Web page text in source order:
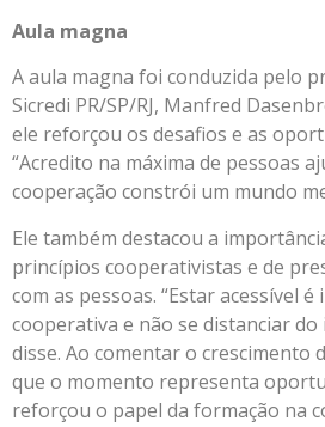
Aula magna
A aula magna foi conduzida pelo
Sicredi PR/SP/RJ, Manfred
ele reforçou os desafios e as
“Acredito na máxima de pessoas
cooperação constrói um mundo
Ele também destacou a
princípios cooperativistas e de
com as pessoas. “Estar acessível
cooperativa e não se distanciar do
disse. Ao comentar o crescimento
que o momento representa
reforçou o papel da formação na